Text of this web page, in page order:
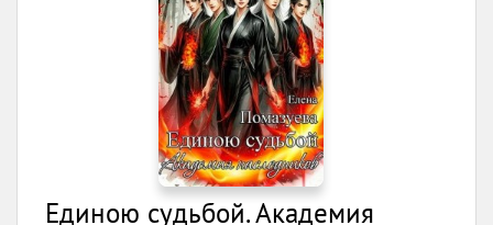
Единою судьбой. Академия